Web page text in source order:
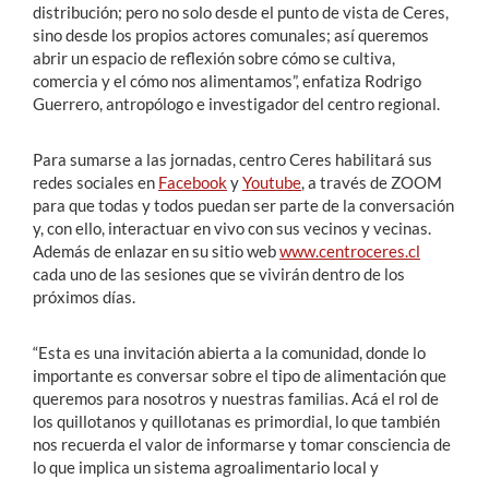
distribución; pero no solo desde el punto de vista de Ceres,
sino desde los propios actores comunales; así queremos
abrir un espacio de reflexión sobre cómo se cultiva,
comercia y el cómo nos alimentamos”, enfatiza Rodrigo
Guerrero, antropólogo e investigador del centro regional.
Para sumarse a las jornadas, centro Ceres habilitará sus
redes sociales en FacebookyYoutube, a través de ZOOM
para que todas y todos puedan ser parte de la conversación
y, con ello, interactuar en vivo con sus vecinos y vecinas.
Además de enlazar en su sitio webwww.centroceres.cl
cada uno de las sesiones que se vivirán dentro de los
próximos días.
“Esta es una invitación abierta a la comunidad, donde lo
importante es conversar sobre el tipo de alimentación que
queremos para nosotros y nuestras familias. Acá el rol de
los quillotanos y quillotanas es primordial, lo que también
nos recuerda el valor de informarse y tomar consciencia de
lo que implica un sistema agroalimentario local y